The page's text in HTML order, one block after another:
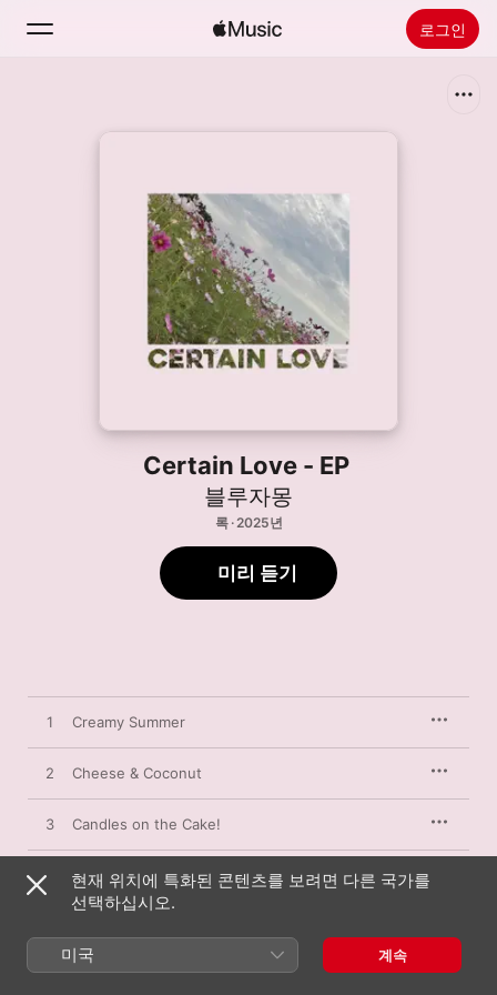
로그인
Apple Music 설치
Certain Love - EP
블루자몽
록 · 2025년
미리 듣기
1 Creamy Summer
2 Cheese & Coconut
3 Candles on the Cake!
4 Confidence (2025 Remastered)
현재 위치에 특화된 콘텐츠를 보려면 다른 국가를
선택하십시오.
미국 계속